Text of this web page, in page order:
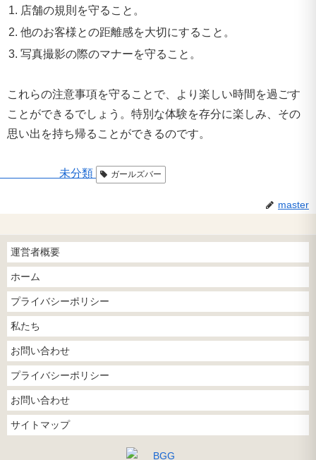
店舗の規則を守ること。
他のお客様との距離感を大切にすること。
写真撮影の際のマナーを守ること。
これらの注意事項を守ることで、より楽しい時間を過ごす
ことができるでしょう。特別な体験を存分に楽しみ、その
思い出を持ち帰ることができるのです。
未分類 ガールズバー
master
運営者概要
ホーム
プライバシーポリシー
私たち
お問い合わせ
プライバシーポリシー
お問い合わせ
サイトマップ